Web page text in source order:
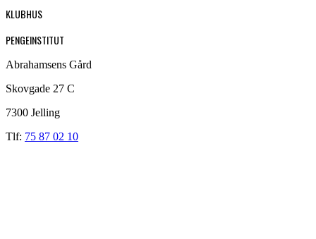
KLUBHUS
PENGEINSTITUT
Abrahamsens Gård
Skovgade 27 C
7300 Jelling
Tlf: 75 87 02 10